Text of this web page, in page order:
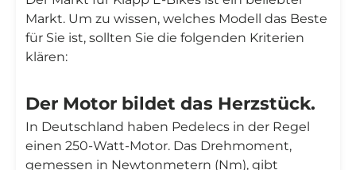
Markt. Um zu wissen, welches Modell das Beste
für Sie ist, sollten Sie die folgenden Kriterien
klären:
Der Motor bildet das Herzstück.
In Deutschland haben Pedelecs in der Regel
einen 250-Watt-Motor. Das Drehmoment,
gemessen in Newtonmetern (Nm), gibt